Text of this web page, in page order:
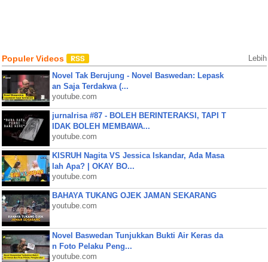
Populer Videos Lebih
Novel Tak Berujung - Novel Baswedan: Lepask
an Saja Terdakwa (...
youtube.com
jurnalrisa #87 - BOLEH BERINTERAKSI, TAPI T
IDAK BOLEH MEMBAWA...
youtube.com
KISRUH Nagita VS Jessica Iskandar, Ada Masa
lah Apa? | OKAY BO...
youtube.com
BAHAYA TUKANG OJEK JAMAN SEKARANG
youtube.com
Novel Baswedan Tunjukkan Bukti Air Keras da
n Foto Pelaku Peng...
youtube.com